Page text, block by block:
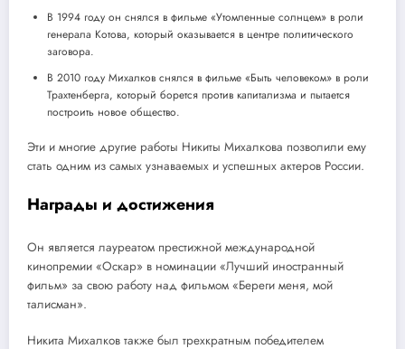
В 1994 году он снялся в фильме «Утомленные солнцем» в роли
генерала Котова, который оказывается в центре политического
заговора.
В 2010 году Михалков снялся в фильме «Быть человеком» в роли
Трахтенберга, который борется против капитализма и пытается
построить новое общество.
Эти и многие другие работы Никиты Михалкова позволили ему
стать одним из самых узнаваемых и успешных актеров России.
Награды и достижения
Он является лауреатом престижной международной
кинопремии «Оскар» в номинации «Лучший иностранный
фильм» за свою работу над фильмом «Береги меня, мой
талисман».
Никита Михалков также был трехкратным победителем